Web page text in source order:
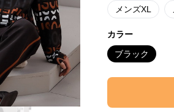
メンズXL
カラー
ブラック